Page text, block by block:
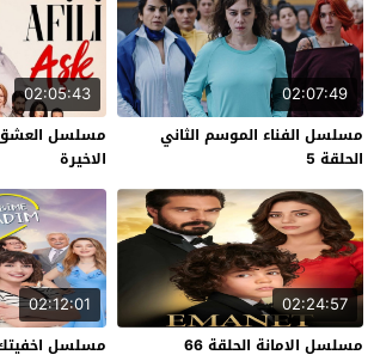
02:07:49
مسلسل الفناء الموسم الثاني
الحلقة 5
02:05:43
الاخيرة
02:24:57
مسلسل الامانة الحلقة 66
02:12:01
مسلسل اخفيتك